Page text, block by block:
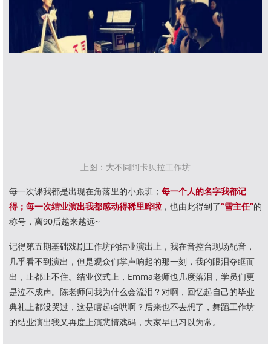
上图：大不同阿卡贝拉工作坊
每一次课我都是出现在角落里的小跟班； 每一个人的名字我都记
得；每一次结业演出我都感动得稀里哗啦 ，也由此得到了“雪主任”的
称号，离90后越来越远~
记得第五期基础戏剧工作坊的结业演出上，我在音控台现场配音，
几乎看不到演出，但是观众们掌声响起的那一刻，我的眼泪夺眶而
出，止都止不住。结业仪式上，Emma老师也几度落泪，学员们更
是泣不成声。陈老师问我为什么会流泪？对啊，回忆起自己的毕业
典礼上都没哭过，这是瞎起啥哄啊？后来也不去想了，舞蹈工作坊
的结业演出我又再度上演悲情戏码，大家早已习以为常。